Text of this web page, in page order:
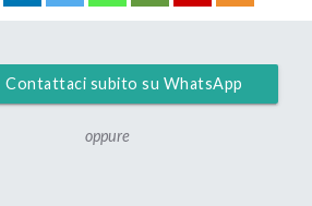
Contattaci subito su WhatsApp
oppure